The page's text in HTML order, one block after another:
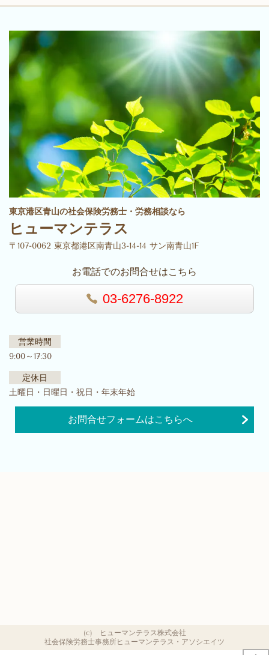
東京港区青山の社会保険労務士・労務相談なら
ヒューマンテラス
〒107-0062 東京都港区南青山3-14-14 サン南青山1F
お電話でのお問合せはこちら
03-6276-8922
営業時間
9:00～17:30
定休日
土曜日・日曜日・祝日・年末年始
お問合せフォームはこちらへ
(c) ヒューマンテラス株式会社
社会保険労務士事務所ヒューマンテラス・アソシエイツ